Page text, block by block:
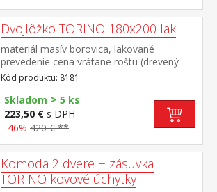
Dvojlôžko TORINO 180x200 lak
materiál masív borovica, lakované
prevedenie cena vrátane roštu (drevený
latkový) bez matraca odporúčaný rozmer
matraca 180 × 200 cm alebo 2 kusy 90 ×
200 cm
Kód produktu: 8181
Skladom > 5 ks
223,50 € s DPH
-46% 420 € **
Komoda 2 dvere + zásuvka
TORINO kovové úchytky